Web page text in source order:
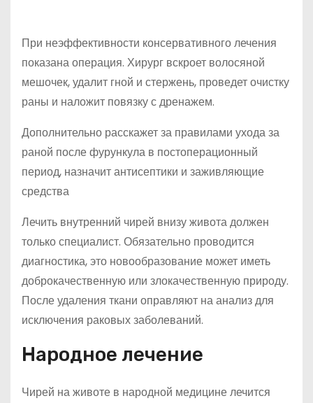
При неэффективности консервативного лечения
показана операция. Хирург вскроет волосяной
мешочек, удалит гной и стержень, проведет очистку
раны и наложит повязку с дренажем.
Дополнительно расскажет за правилами ухода за
раной после фурункула в постоперационный
период, назначит антисептики и заживляющие
средства
Лечить внутренний чирей внизу живота должен
только специалист. Обязательно проводится
диагностика, это новообразование может иметь
доброкачественную или злокачественную природу.
После удаления ткани оправляют на анализ для
исключения раковых заболеваний.
Народное лечение
Чирей на животе в народной медицине лечится